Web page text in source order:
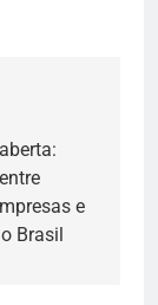
e
Brasil